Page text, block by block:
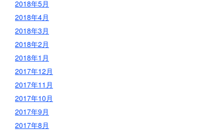
2018年5月
2018年4月
2018年3月
2018年2月
2018年1月
2017年12月
2017年11月
2017年10月
2017年9月
2017年8月